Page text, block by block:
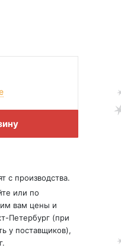
с производства.
или по
вам цены и
Петербург (при
у поставщиков),